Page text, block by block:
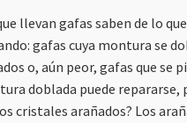
llevan gafas saben de lo que
gafas cuya montura se
o, aún peor, gafas que se
doblada puede repararse,
cristales arañados? Los